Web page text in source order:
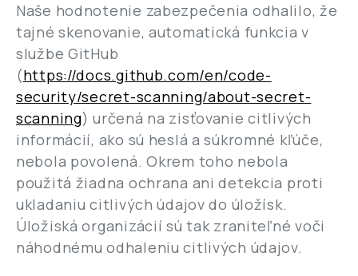
Naše hodnotenie zabezpečenia odhalilo, že
tajné skenovanie, automatická funkcia v
službe GitHub
(https://docs.github.com/en/code-
security/secret-scanning/about-secret-
scanning) určená na zisťovanie citlivých
informácií, ako sú heslá a súkromné kľúče,
nebola povolená. Okrem toho nebola
použitá žiadna ochrana ani detekcia proti
ukladaniu citlivých údajov do úložísk.
Úložiská organizácií sú tak zraniteľné voči
náhodnému odhaleniu citlivých údajov.